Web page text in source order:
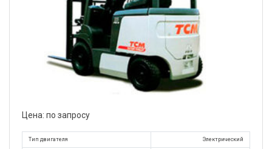
Цена: по запросу
Тип двигателя Электрический